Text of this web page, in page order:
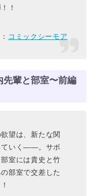
！
コミックシーモア
先輩と部室〜前編
望は、新たな関
ていく――。サボ
室には貴史と竹
部室で交差した